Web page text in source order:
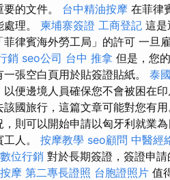
的文件。 台中精油按摩 在菲律
理。 柬埔寨簽證 工商登記 這是
菲律賓海外勞工局」的許可 一旦
銷 seo公司 台中 推拿 但是，您
張空白頁用於貼簽證貼紙。 泰
便邊境人員確保您不會被困在印
國旅行，這篇文章可能對您有用
則可以開始申請以匈牙利就業為
人。 按摩教學 seo顧問 中醫經
數位行銷 對於長期簽證，簽證申請
摩 第二專長證照 台胞證照片 值